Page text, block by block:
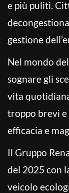
e più puliti.
gestione
Nel mondo
sognare gli
vita
troppo brevi
efficacia e
Il Gruppo
del 2025 con
veicolo